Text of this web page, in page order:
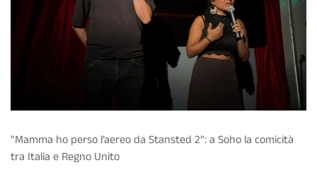
"Mamma ho perso l’aereo da Stansted 2”: a Soho la comicità
tra Italia e Regno Unito